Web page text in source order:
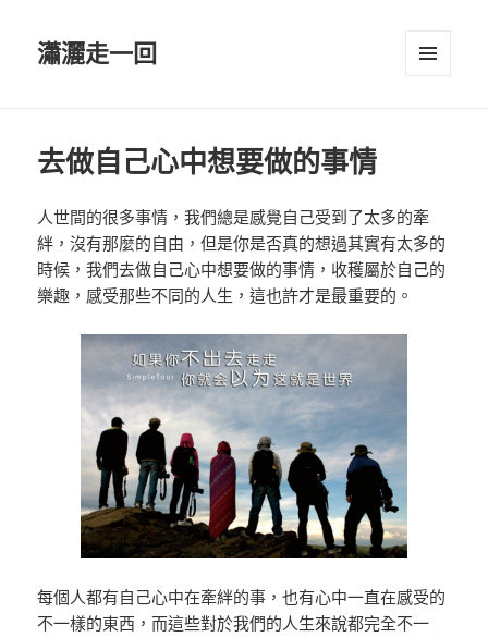
瀟灑走一回
去做自己心中想要做的事情
人世間的很多事情，我們總是感覺自己受到了太多的牽
絆，沒有那麼的自由，但是你是否真的想過其實有太多的
時候，我們去做自己心中想要做的事情，收穫屬於自己的
樂趣，感受那些不同的人生，這也許才是最重要的。
每個人都有自己心中在牽絆的事，也有心中一直在感受的
不一樣的東西，而這些對於我們的人生來說都完全不一